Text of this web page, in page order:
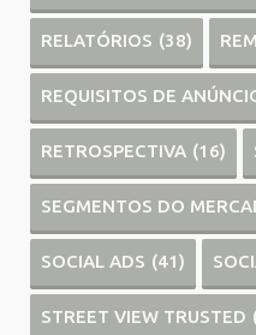
RELATÓRIOS (38)
REQUISITOS DE
RETROSPECTIVA (16)
SEGMENTOS DO
SOCIAL ADS (41)
STREET VIEW TRUSTED